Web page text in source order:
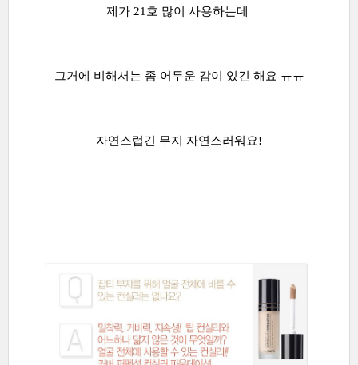
제가 21호 많이 사용하는데
그거에 비해서는 좀 어두운 감이 있긴 해요 ㅠㅠ
자연스럽긴 무지 자연스러워요!